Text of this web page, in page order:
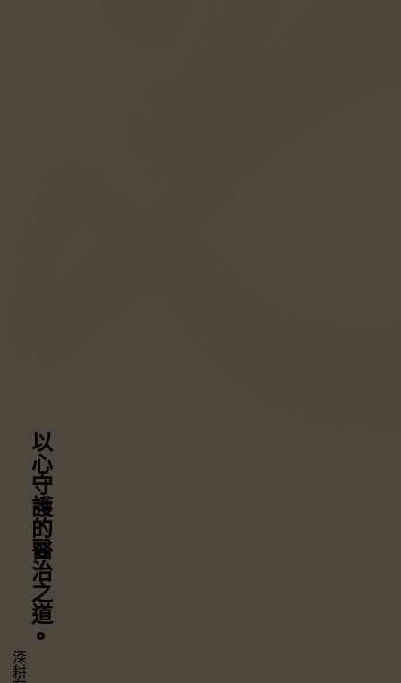
以心守護
的醫治之道
⚬